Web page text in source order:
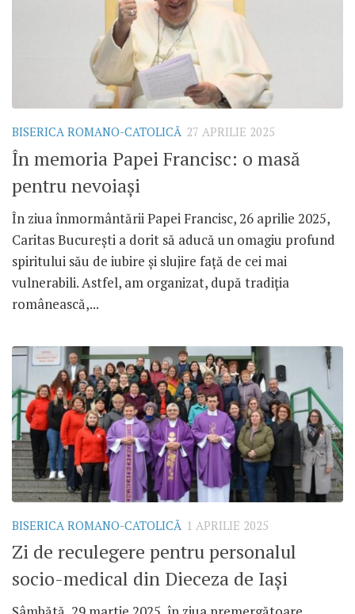
BISERICA ROMANO-CATOLICĂ 27 APRILIE 2025
În memoria Papei Francisc: o masă
pentru nevoiași
În ziua înmormântării Papei Francisc, 26 aprilie 2025,
Caritas București a dorit să aducă un omagiu profund
spiritului său de iubire și slujire față de cei mai
vulnerabili. Astfel, am organizat, după tradiția
românească,...
BISERICA ROMANO-CATOLICĂ 1 APRILIE 2025
Zi de reculegere pentru personalul
socio-medical din Dieceza de Iași